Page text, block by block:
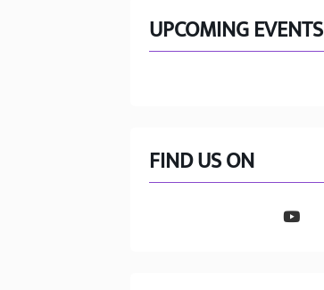
UPCOMING EVENTS
FIND US ON